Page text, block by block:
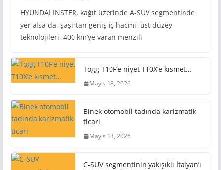
HYUNDAI INSTER, kağıt üzerinde A-SUV segmentinde
yer alsa da, şaşırtan geniş iç hacmi, üst düzey
teknolojileri, 400 km’ye varan menzili
Togg T10F’e niyet T10X’e kısmet…
Mayıs 18, 2026
Binek otomobil tadında karizmatik
ticari
Mayıs 13, 2026
C-SUV segmentinin yakışıklı İtalyan’ı